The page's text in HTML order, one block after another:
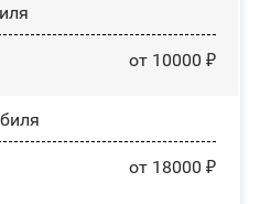
от 10000 ₽
от 18000 ₽